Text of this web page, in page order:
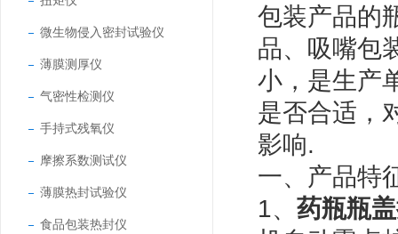
微生物侵入密封试验仪
薄膜测厚仪
气密性检测仪
手持式残氧仪
摩擦系数测试仪
薄膜热封试验仪
食品包装热封仪
包装产品的
品、吸嘴包
小，是生产
是否合适，
影响.
一、产品特
1、 药瓶瓶